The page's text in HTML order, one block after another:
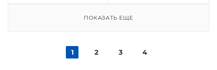
ПОКАЗАТЬ ЕЩЕ
1 2 3 4